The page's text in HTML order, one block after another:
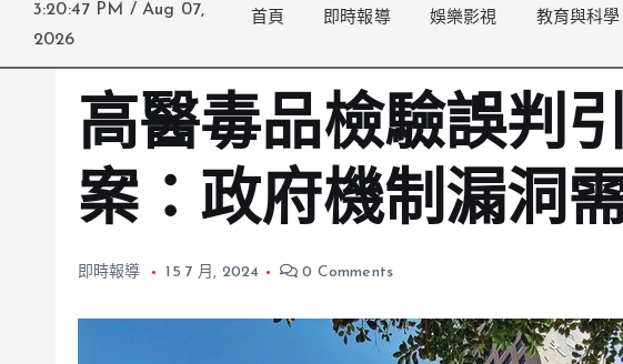
3:20:48 PM / Aug 07,
2026
首頁 即時報導 娛樂影視 教育與科學
高醫毒品檢驗誤判
案：政府機制漏洞
即時報導 15 7 月, 2024 0 Comments